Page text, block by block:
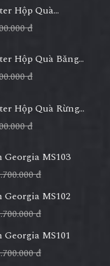
Hộp Quà...
đ
Hộp Quà Băng...
đ
Hộp Quà Rừng...
đ
MS103
đ
MS102
đ
MS101
đ